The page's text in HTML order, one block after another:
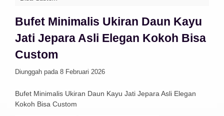
Bufet Minimalis Ukiran Daun Kayu
Jati Jepara Asli Elegan Kokoh Bisa
Custom
Diunggah pada 8 Februari 2026
Bufet Minimalis Ukiran Daun Kayu Jati Jepara Asli Elegan
Kokoh Bisa Custom